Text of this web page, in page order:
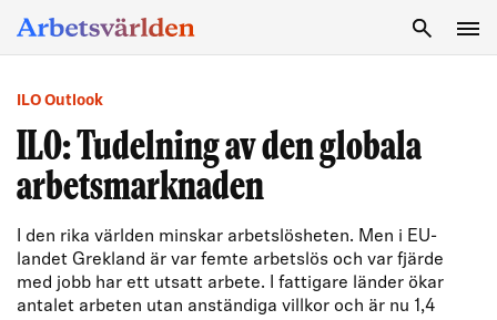
ILO Outlook
ILO: Tudelning av den globala
arbetsmarknaden
I den rika världen minskar arbetslösheten. Men i EU-
landet Grekland är var femte arbetslös och var fjärde
med jobb har ett utsatt arbete. I fattigare länder ökar
antalet arbeten utan anständiga villkor och är nu 1,4